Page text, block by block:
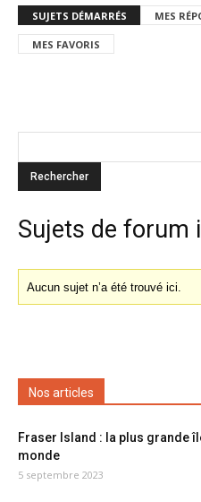
SUJETS DÉMARRÉS MES
MES FAVORIS
Sujets de forum
Aucun sujet n’a été trouvé ici.
Nos articles
Fraser Island : la plus grande
monde
5 septembre 2023